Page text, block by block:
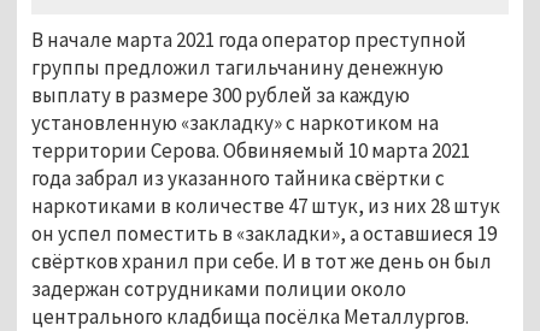
В начале марта 2021 года оператор преступной
группы предложил тагильчанину денежную
выплату в размере 300 рублей за каждую
установленную «закладку» с наркотиком на
территории Серова. Обвиняемый 10 марта 2021
года забрал из указанного тайника свёртки с
наркотиками в количестве 47 штук, из них 28 штук
он успел поместить в «закладки», а оставшиеся 19
свёртков хранил при себе. И в тот же день он был
задержан сотрудниками полиции около
центрального кладбища посёлка Металлургов.